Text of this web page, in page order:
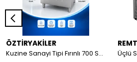
ÖZTİRYAKİLER
Kuzine Sanayi Tipi Fırınlı 700 Seri Gazlı 4 Açık Ateş 80x70x85 (Lp)-2X6Kw+2X7,5Kw+6Kw Elektrikli Fırın